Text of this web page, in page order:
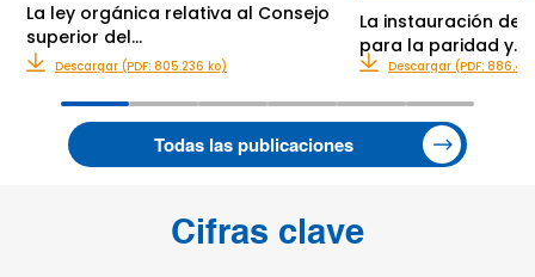
Todas las publicaciones
La ley orgánica relativa al Consejo
superior del…
Descargar (PDF: 805.236 ko)
La instauración de
para la paridad y…
Descargar (PDF:
Cifras clave